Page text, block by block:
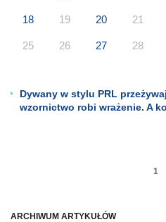
ARCHIWUM ARTYKUŁÓW
18 19 20 21
25 26 27 28
Dywany w stylu PRL
wzornictwo robi wrażenie. A
1